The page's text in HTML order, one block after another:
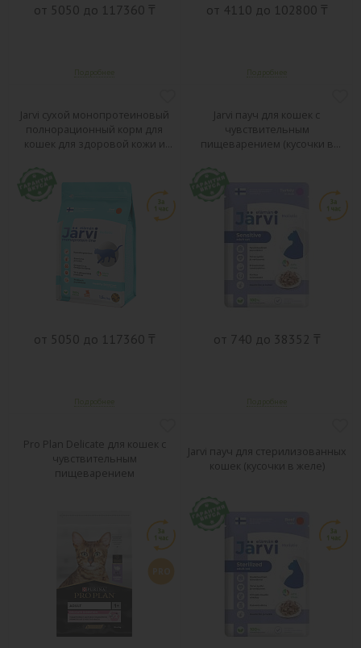
от 5050 до 117360 ₸ от 4110 до 102800 ₸
Jarvi сухой монопротеиновый
полнорационный корм для
кошек для здоровой кожи и
от 5050 до 117360 ₸
Jarvi пауч для кошек с
чувствительным
пищеварением (кусочки в
от 740 до 38352 ₸
Pro Plan Delicate для кошек с
чувствительным
пищеварением
Jarvi пауч для стерилизованных
кошек (кусочки в желе)